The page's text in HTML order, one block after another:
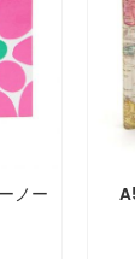
ノー